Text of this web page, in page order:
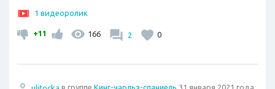
1 видеоролик
+11 166 2 0